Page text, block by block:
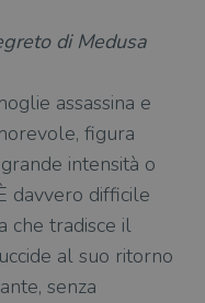
di Medusa
assassina e
figura
intensità o
davvero difficile
che tradisce il
al suo ritorno
senza